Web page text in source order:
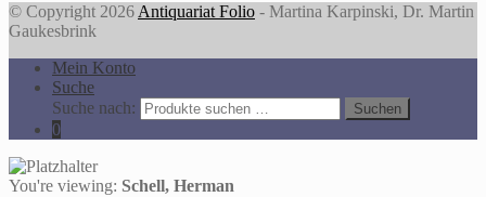
© Copyright 2026 Antiquariat Folio - Martina Karpinski, Dr. Martin
Gaukesbrink
Mein Konto
Suche
Suche nach:
Suchen
0
You're viewing: Schell, Herman